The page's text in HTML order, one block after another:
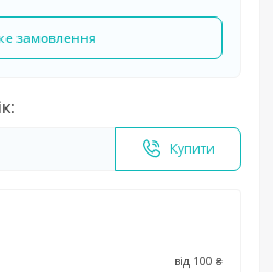
замовлення
Купити
від 100 ₴